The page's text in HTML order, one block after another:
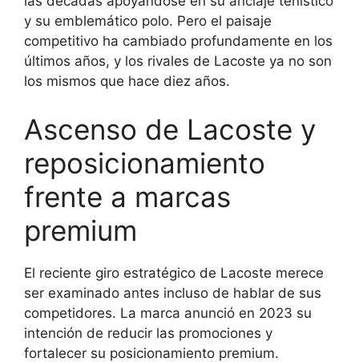
y su emblemático polo. Pero el paisaje
competitivo ha cambiado profundamente en los
últimos años, y los rivales de Lacoste ya no son
los mismos que hace diez años.
Ascenso de Lacoste y
reposicionamiento
frente a marcas
premium
El reciente giro estratégico de Lacoste merece
ser examinado antes incluso de hablar de sus
competidores. La marca anunció en 2023 su
intención de reducir las promociones y
fortalecer su posicionamiento premium.